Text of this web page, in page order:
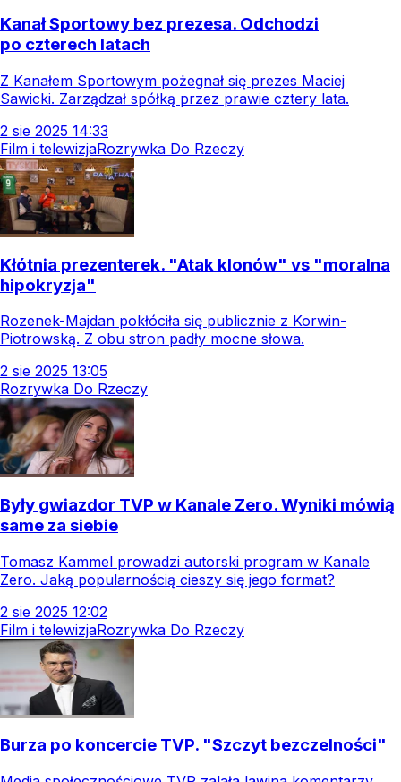
Kanał Sportowy bez prezesa. Odchodzi
po czterech latach
Z Kanałem Sportowym pożegnał się prezes Maciej
Sawicki. Zarządzał spółką przez prawie cztery lata.
2 sie 2025 14:33
Film i telewizjaRozrywka Do Rzeczy
Kłótnia prezenterek. "Atak klonów" vs "moralna
hipokryzja"
Rozenek-Majdan pokłóciła się publicznie z Korwin-
Piotrowską. Z obu stron padły mocne słowa.
2 sie 2025 13:05
Rozrywka Do Rzeczy
Były gwiazdor TVP w Kanale Zero. Wyniki mówią
same za siebie
Tomasz Kammel prowadzi autorski program w Kanale
Zero. Jaką popularnością cieszy się jego format?
2 sie 2025 12:02
Film i telewizjaRozrywka Do Rzeczy
Burza po koncercie TVP. "Szczyt bezczelności"